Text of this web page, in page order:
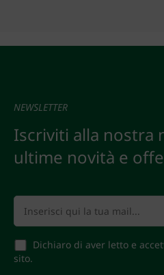
NEWSLETTER
Iscriviti alla nostra
ultime novità e
Dichiaro di aver letto e
sito.